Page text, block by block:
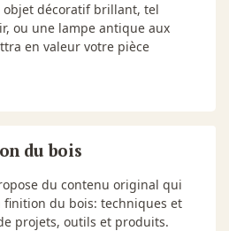
objet décoratif brillant, tel
ou une lampe antique aux
en valeur votre pièce
du bois
du contenu original qui
du bois: techniques et
projets, outils et produits.